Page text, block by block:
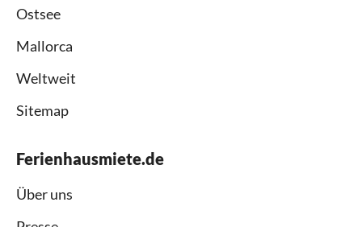
Ostsee
Mallorca
Weltweit
Sitemap
Ferienhausmiete.de
Über uns